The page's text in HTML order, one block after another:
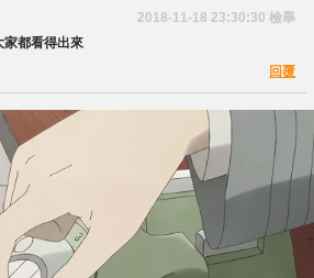
2018-11-18 23:30:30 檢舉
家都看得出來
回覆